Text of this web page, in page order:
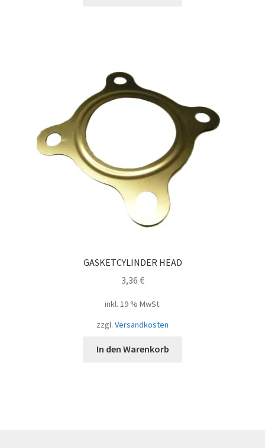
GASKETCYLINDER HEAD
3,36 €
inkl. 19 % MwSt.
zzgl. Versandkosten
In den Warenkorb